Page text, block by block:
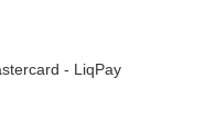
- LiqPay